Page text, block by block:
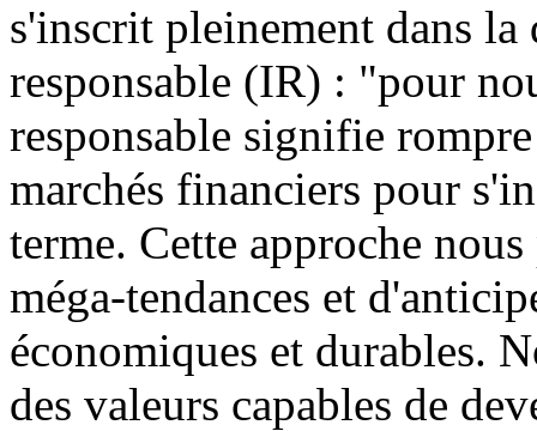
s'inscrit pleinement dans la
responsable (IR) : "pour
responsable signifie
marchés financiers pour
terme. Cette approche
méga-tendances et
économiques et durables.
des valeurs capables de